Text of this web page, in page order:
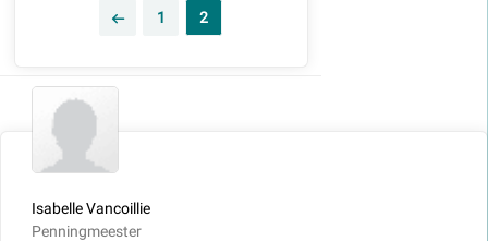
< 1 2
Isabelle Vancoillie
Penningmeester